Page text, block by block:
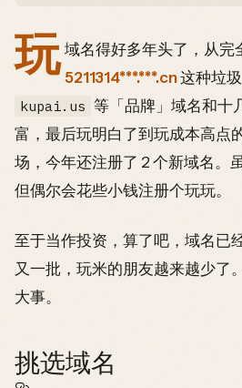
玩 域名得好多年头了，从完
5211314***.***.cn这种垃
kupai.us 等「品牌」域名和十
富，最后玩明白了到玩成本高点
场，今年还注册了 2 个新域名。
但偶尔会花些小钱注册个玩玩。
至于当作投资，算了吧，域名已
又一批，玩米的朋友越来越少了
大事。
挑选域名